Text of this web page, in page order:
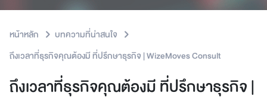
หน้าหลัก
บทความที่น่าสนใจ
ถึงเวลาที่ธุรกิจคุณต้องมี ที่ปรึกษาธุรกิจ | WizeMoves Consult
ถึงเวลาที่ธุรกิจคุณต้องมี ที่ปรึกษาธุรกิจ |